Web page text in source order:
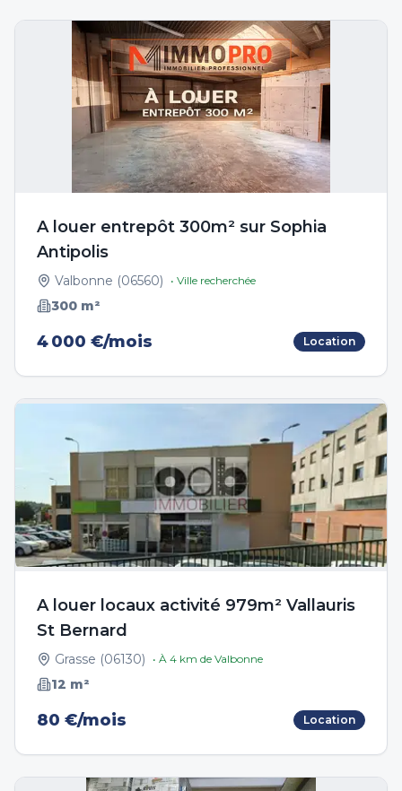
A louer entrepôt 300m² sur Sophia
Antipolis
Valbonne (06560) • Ville recherchée
300 m²
4 000 €/mois Location
A louer locaux activité 979m² Vallauris
St Bernard
Grasse (06130) • À 4 km de Valbonne
12 m²
80 €/mois Location